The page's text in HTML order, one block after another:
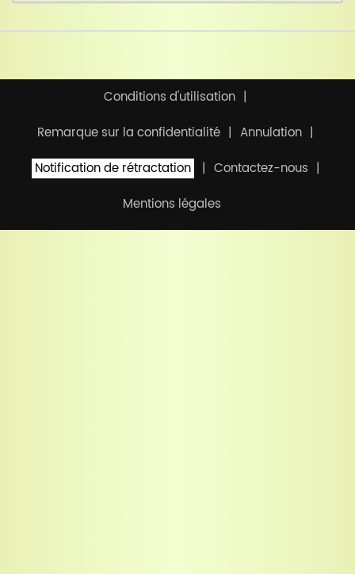
Conditions d'utilisation
Remarque sur la confidentialité
Annulation
Notification de rétractation
Contactez-nous
Mentions légales